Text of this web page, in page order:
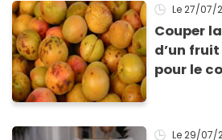
Le 27/07/
Couper
d’un
pour le
Le 29/07/